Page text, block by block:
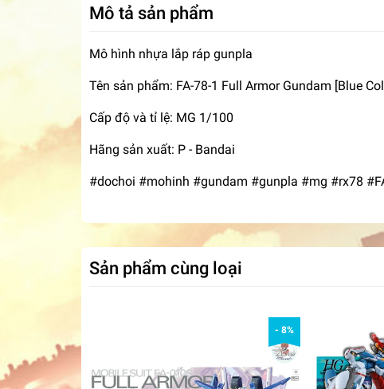
Mô tả sản phẩm
Mô hình nhựa lắp ráp gunpla
Tên sản phẩm: FA-78-1 Full Armor Gundam [Blue
Cấp độ và tỉ lệ: MG 1/100
Hãng sản xuất: P - Bandai
#dochoi #mohinh #gundam #gunpla #mg #rx78
Sản phẩm cùng loại
- 8%